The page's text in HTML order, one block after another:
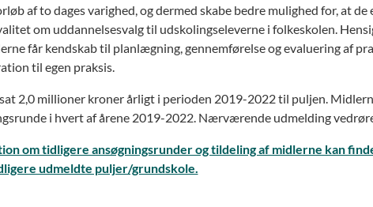
af to dages varighed, og dermed skabe bedre mulighed for, at
om uddannelsesvalg til udskolingseleverne i folkeskolen.
får kendskab til planlægning, gennemførelse og evaluering af
til egen praksis.
2,0 millioner kroner årligt i perioden 2019-2022 til puljen.
i hvert af årene 2019-2022. Nærværende udmelding
om tidligere ansøgningsrunder og tildeling af midlerne kan
udmeldte puljer/grundskole.